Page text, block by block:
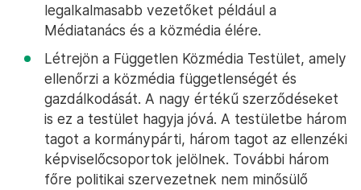
legalkalmasabb vezetőket például a
Médiatanács és a közmédia élére.
Létrejön a Független Közmédia Testület, amely
ellenőrzi a közmédia függetlenségét és
gazdálkodását. A nagy értékű szerződéseket
is ez a testület hagyja jóvá. A testületbe három
tagot a kormánypárti, három tagot az ellenzéki
képviselőcsoportok jelölnek. További három
főre politikai szervezetnek nem minősülő